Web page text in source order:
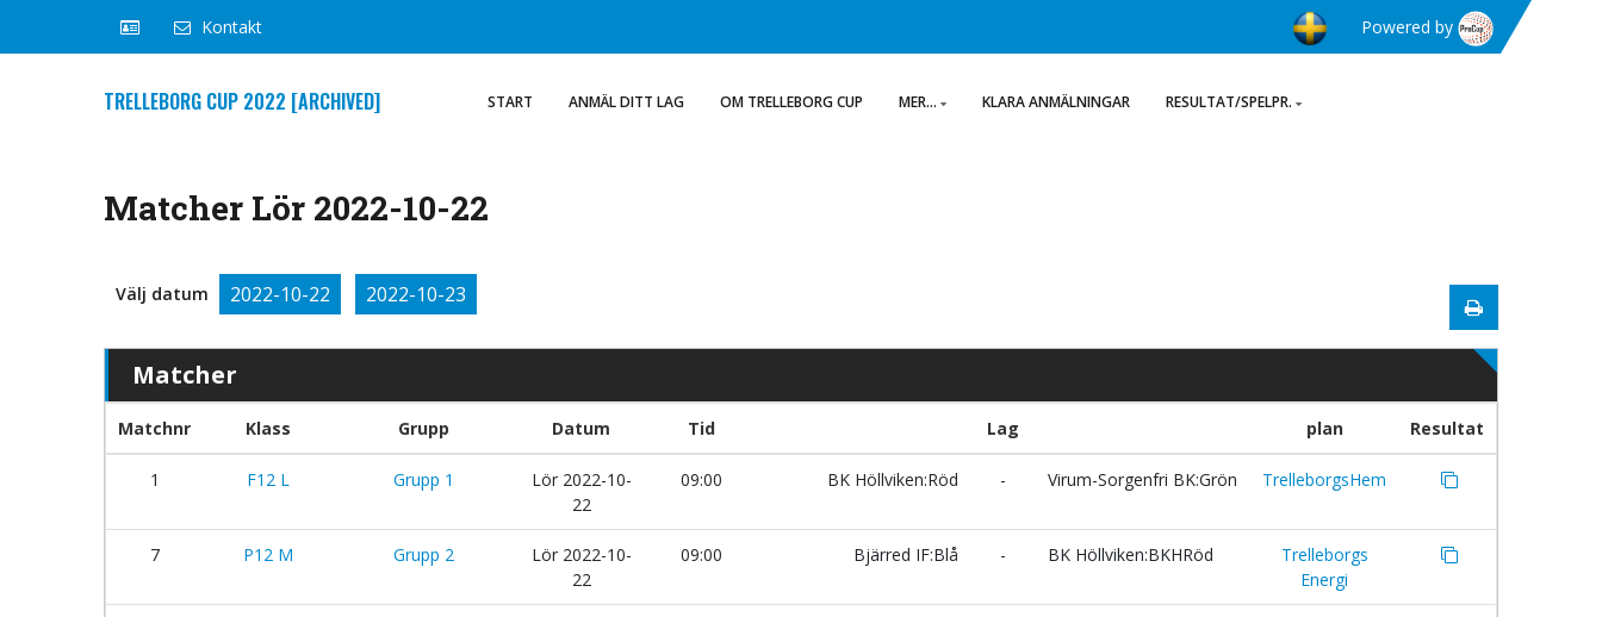
Kontakt Powered by
TRELLEBORG CUP 2022 [ARCHIVED] START ANMÄL DITT LAG OM TRELLEBORG CUP MER... KLARA ANMÄLNINGAR RESULTAT/SPELPR.
Matcher Lör 2022-10-22
Välj datum 2022-10-22 2022-10-23
Matcher
Matchnr Klass Grupp Datum Tid Lag plan Resultat
1 F12 L Grupp 1
Lör 2022-10-
22
09:00 BK Höllviken:Röd - Virum-Sorgenfri BK:Grön TrelleborgsHem
7 P12 M Grupp 2
Lör 2022-10-
22
09:00 Bjärred IF:Blå - BK Höllviken:BKHRöd
Trelleborgs
Energi